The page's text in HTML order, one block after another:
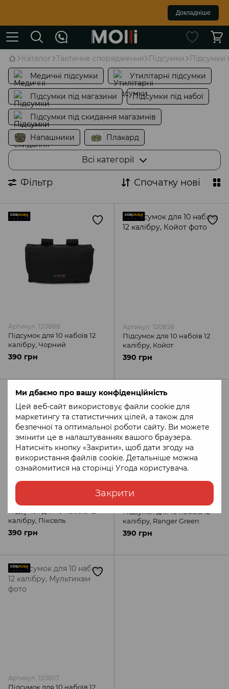
Ми дбаємо про вашу конфіденційність
Цей веб-сайт використовує файли cookie для
маркетингу та статистичних цілей, а також для
безпечної та оптимальної роботи сайту. Ви можете
змінити це в налаштуваннях вашого браузера.
Натисніть кнопку «Закрити», щоб дати згоду на
використання файлів cookie. Детальніше можна
ознайомитися на сторінці Угода користувача.
Закрити
Докладніше
Каталог Тактичне спорядження Підсумки
Підсумки
Медичні підсумки
Утилітарні підсумки
Підсумки під магазини Підсумки під набої
Підсумки під скидання магазинів
Напашники Плакард
Підсумки під гранати
Підсумки для рації
Комплекти підсумків Підсумки під пляшку
Всі категорії
Фільтр Спочатку нові
Артикул: 120888
Підсумок для 10 набоїв 12
калібру, Чорний
390 грн
Артикул: 120858
Підсумок для 10 набоїв 12
калібру, Койот
390 грн
Артикул: 120859
калібру, Піксель
390 грн
Підсумок для 10 набоїв 12
калібру, Ranger Green
390 грн
Артикул: 120857
Підсумок для 10 набоїв 12